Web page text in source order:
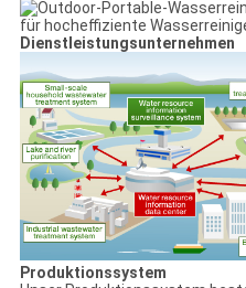
Dienstleistungsunternehmen
Produktionssystem